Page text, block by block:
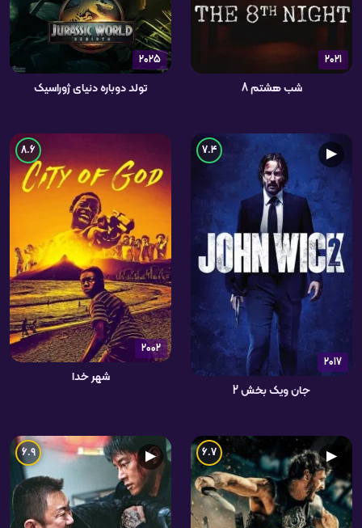
2021
شب هشتم 8
2025
تولد دوباره دنیای ژوراسیک
2017
▶
7.4
جان ویک بخش 2
2002
8.6
شهر خدا
▶
6.7
▶
6.9